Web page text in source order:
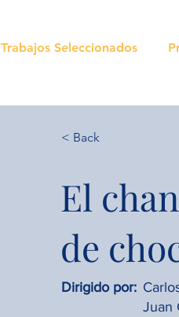
Trabajos Seleccionados
< Back
El
de
Dirigido por:
Juan